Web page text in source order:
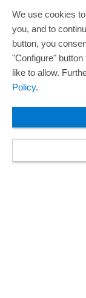
We use cookies
you, and to
button, you
"Configure"
like to allow.
Policy.